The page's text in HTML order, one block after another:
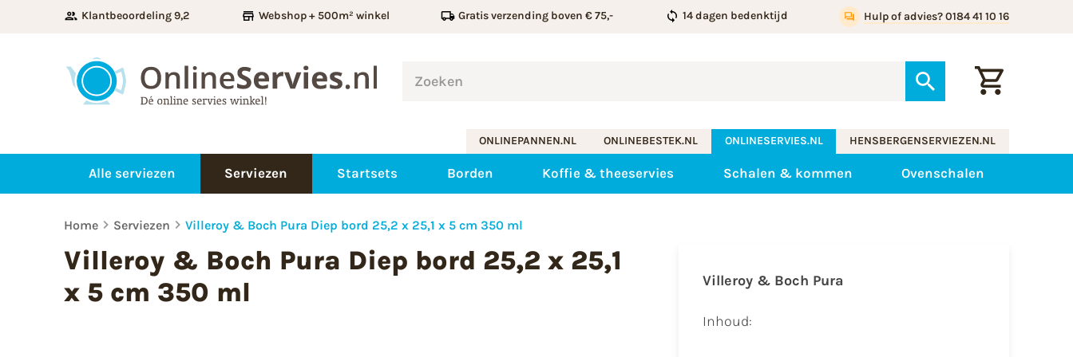
Klantbeoordeling 9,2 Webshop + 500m² winkel Gratis verzending boven € 75,- 14 dagen bedenktijd Hulp of advies? 0184 41 10 16
ONLINEPANNEN.NL ONLINEBESTEK.NL ONLINESERVIES.NL HENSBERGENSERVIEZEN.NL
Alle serviezen Serviezen Startsets Borden Koffie & theeservies Schalen & kommen Ovenschalen
Home Serviezen Villeroy & Boch Pura Diep bord 25,2 x 25,1 x 5 cm 350 ml
Villeroy & Boch Pura Diep bord 25,2 x 25,1
x 5 cm 350 ml
Villeroy & Boch Pura
Inhoud: